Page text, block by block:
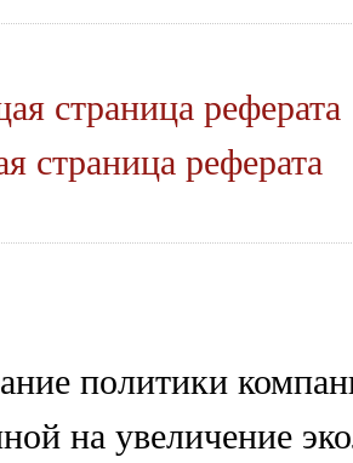
страница реферата
страница реферата
политики
на увеличение